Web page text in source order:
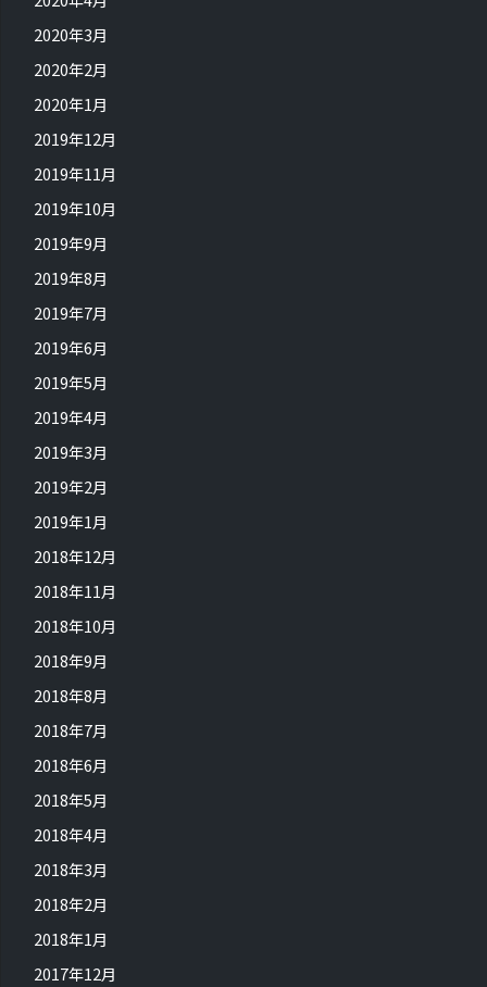
2020年3月
2020年2月
2020年1月
2019年12月
2019年11月
2019年10月
2019年9月
2019年8月
2019年7月
2019年6月
2019年5月
2019年4月
2019年3月
2019年2月
2019年1月
2018年12月
2018年11月
2018年10月
2018年9月
2018年8月
2018年7月
2018年6月
2018年5月
2018年4月
2018年3月
2018年2月
2018年1月
2017年12月